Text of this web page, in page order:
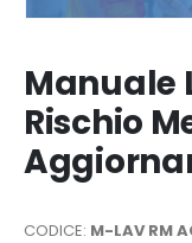
Manuale
Rischio
CODICE: M-LAV RM